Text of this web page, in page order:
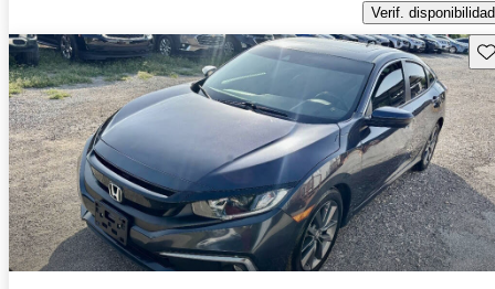
Verif. disponibilidad